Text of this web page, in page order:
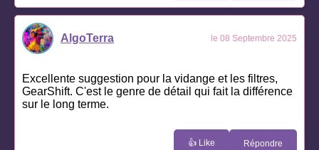
AlgoTerra le 08 Septembre 2025
Excellente suggestion pour la vidange et les filtres,
GearShift. C'est le genre de détail qui fait la différence
sur le long terme.
👍 Like Répondre